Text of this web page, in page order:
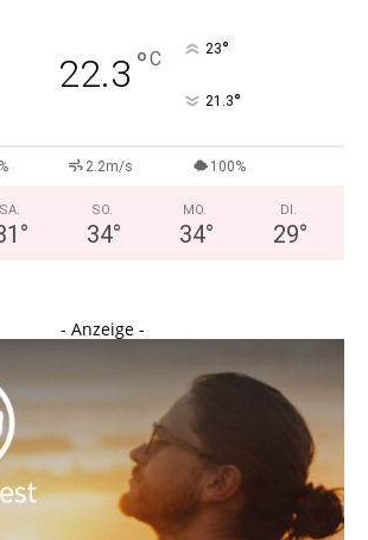
22.3 °C 23°
21.3°
2.2m/s 100%
SA.
°
SO.
34°
MO.
34°
DI.
29°
- Anzeige -